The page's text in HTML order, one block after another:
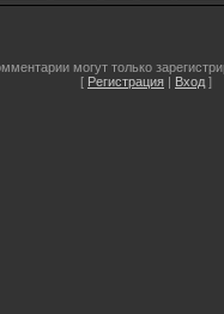
могут только
[ Регистрация | Вход ]